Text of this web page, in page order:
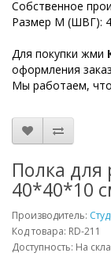
Собственное
Размер М (ШВГ):
Для покупки жми
оформления
Мы работаем,
Полка для
40*40*10
Производитель:
Код товара: RD-211
Доступность: На